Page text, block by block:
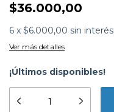
$36.000,00
6 x $6.000,00 sin interés
Ver más detalles
¡Últimos disponibles!
Formato:
LIBROS